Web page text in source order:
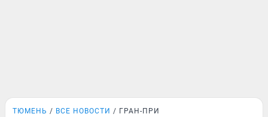
ТЮМЕНЬ ВСЕ НОВОСТИ ГРАН-ПРИ